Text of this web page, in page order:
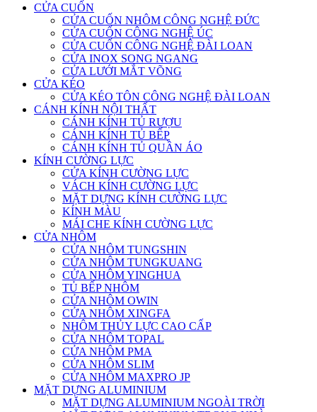
CỬA CUỐN
CỬA CUỐN NHÔM CÔNG NGHỆ ĐỨC
CỬA CUỐN CÔNG NGHỆ ÚC
CỬA CUỐN CÔNG NGHỆ ĐÀI LOAN
CỬA INOX SONG NGANG
CỬA LƯỚI MẮT VÕNG
CỬA KÉO
CỬA KÉO TÔN CÔNG NGHỆ ĐÀI LOAN
CÁNH KÍNH NỘI THẤT
CÁNH KÍNH TỦ RƯỢU
CÁNH KÍNH TỦ BẾP
CÁNH KÍNH TỦ QUẦN ÁO
KÍNH CƯỜNG LỰC
CỬA KÍNH CƯỜNG LỰC
VÁCH KÍNH CƯỜNG LỰC
MẶT DỰNG KÍNH CƯỜNG LỰC
KÍNH MÀU
MÁI CHE KÍNH CƯỜNG LỰC
CỬA NHÔM
CỬA NHÔM TUNGSHIN
CỬA NHÔM TUNGKUANG
CỬA NHÔM YINGHUA
TỦ BẾP NHÔM
CỬA NHÔM OWIN
CỬA NHÔM XINGFA
NHÔM THỦY LỰC CAO CẤP
CỬA NHÔM TOPAL
CỬA NHÔM PMA
CỬA NHÔM SLIM
CỬA NHÔM MAXPRO JP
MẶT DỰNG ALUMINIUM
MẶT DỰNG ALUMINIUM NGOÀI TRỜI